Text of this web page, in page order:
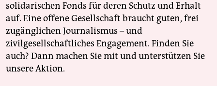
solidarischen Fonds für deren Schutz und Erhalt
auf. Eine offene Gesellschaft braucht guten, frei
zugänglichen Journalismus – und
zivilgesellschaftliches Engagement. Finden Sie
auch? Dann machen Sie mit und unterstützen Sie
unsere Aktion.